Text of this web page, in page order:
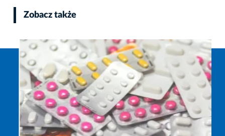
Zobacz także